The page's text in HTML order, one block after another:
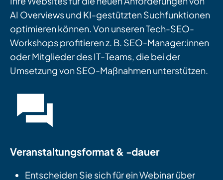
AI Overviews und KI-gestützten Suchfunktionen
optimieren können. Von unseren Tech-SEO-
Workshops profitieren z. B. SEO-Manager:innen
oder Mitglieder des IT-Teams, die bei der
Umsetzung von SEO-Maßnahmen unterstützen.
Veranstaltungsformat & -dauer
Entscheiden Sie sich für ein Webinar über